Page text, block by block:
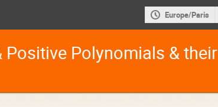
Europe/Paris
Positive Polynomials & their